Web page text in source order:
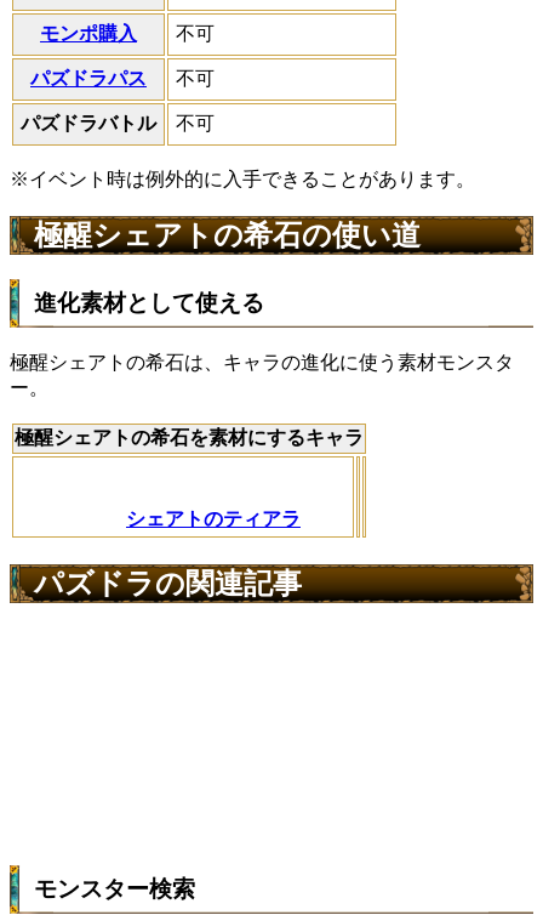
モンポ購入 不可
パズドラパス 不可
パズドラバトル 不可
※イベント時は例外的に入手できることがあります。
極醒シェアトの希石の使い道
進化素材として使える
極醒シェアトの希石は、キャラの進化に使う素材モンスタ
ー。
極醒シェアトの希石を素材にするキャラ
シェアトのティアラ
パズドラの関連記事
モンスター検索